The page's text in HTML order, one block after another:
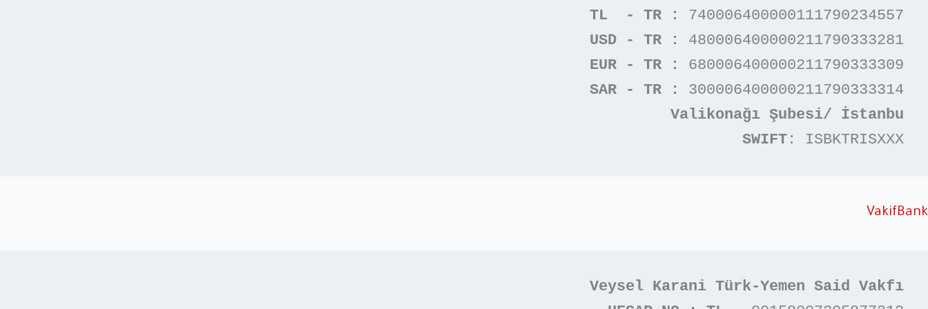
TL  - TR :
740006400000111790234557
USD - TR :
480006400000211790333281
EUR - TR :
680006400000211790333309
SAR - TR :
300006400000211790333314
Valikonağı Şubesi/ İstanbu
SWIFT: ISBKTRISXXX
VakifBank